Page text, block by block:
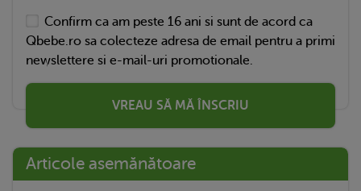
Confirm ca am peste 16 ani si sunt de acord ca
Qbebe.ro sa colecteze adresa de email pentru a primi
newslettere si e-mail-uri promotionale.
VREAU SĂ MĂ ÎNSCRIU
Articole asemănătoare